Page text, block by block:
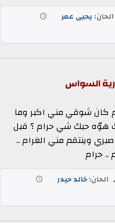
الحان: يحيى عمر
السواس
كان شوقي مني اكبر وما
هوّه حبك شي حرام ؟ قبل
وينتقم مني الغرام ..
.. حرام
الحان:خالد حيدر